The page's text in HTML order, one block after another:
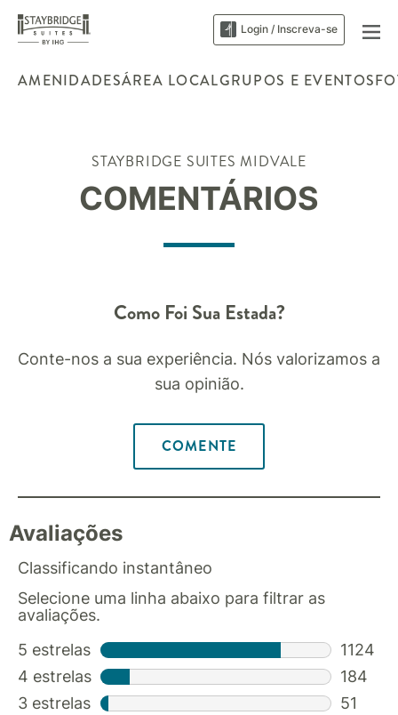
Login / Inscreva-se
AMENIDADESÁREA LOCALGRUPOS E EVENTOS
STAYBRIDGE SUITES MIDVALE
COMENTÁRIOS
Como Foi Sua Estada?
Conte-nos a sua experiência. Nós valorizamos a
sua opinião.
COMENTE